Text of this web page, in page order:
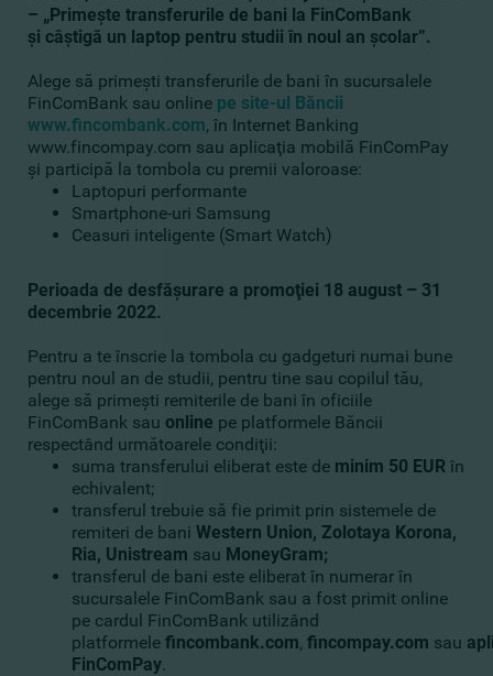
– „Primeşte transferurile de bani la FinComBank
şi câştigă un laptop pentru studii în noul an şcolar”.
Alege să primeşti transferurile de bani în sucursalele
FinComBank sau online pe site-ul Băncii
www.fincombank.com, în Internet Banking
www.fincompay.com sau aplicaţia mobilă FinComPay
şi participă la tombola cu premii valoroase:
Laptopuri performante
Smartphone-uri Samsung
Ceasuri inteligente (Smart Watch)
Perioada de desfăşurare a promoţiei 1 8 august – 31
decembrie 2022.
Pentru a te înscrie la tombola cu gadgeturi numai bune
pentru noul an de studii, pentru tine sau copilul tău,
alege să primeşti remiterile de bani în oficiile
FinComBank sau online pe platformele Băncii
respectând următoarele condiţii:
suma transferului eliberat este de minim 50 EUR în
echivalent;
transferul trebuie să fie primit prin sistemele de
remiteri de bani Western Union, Zolotaya Korona,
Ria, Unistream sau MoneyGram;
transferul de bani este eliberat în numerar în
sucursalele FinComBank sau a fost primit online
pe cardul FinComBank utilizând
platformele fincombank.com, fincompay.com sau
FinComPay.